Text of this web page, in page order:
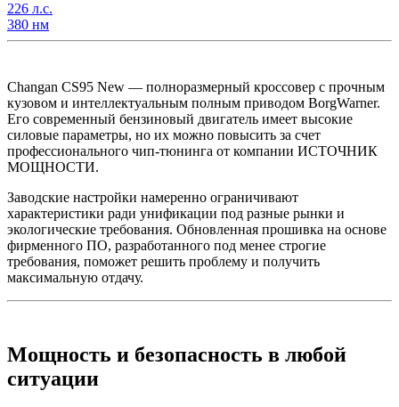
226 л.с.
380 нм
Changan CS95 New — полноразмерный кроссовер с прочным
кузовом и интеллектуальным полным приводом BorgWarner.
Его современный бензиновый двигатель имеет высокие
силовые параметры, но их можно повысить за счет
профессионального чип-тюнинга от компании ИСТОЧНИК
МОЩНОСТИ.
Заводские настройки намеренно ограничивают
характеристики ради унификации под разные рынки и
экологические требования. Обновленная прошивка на основе
фирменного ПО, разработанного под менее строгие
требования, поможет решить проблему и получить
максимальную отдачу.
Мощность и безопасность в любой
ситуации